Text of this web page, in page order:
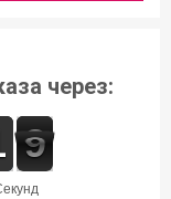
через:
секунд
9
8
8